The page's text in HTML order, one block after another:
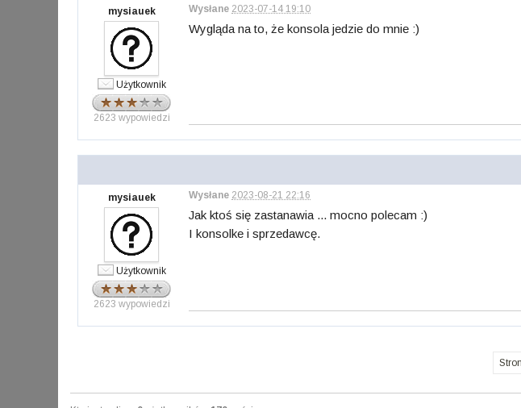
mysiauek
Użytkownik
2623 wypowiedzi
Wysłane 2023-07-14 19:10
Wygląda na to, że konsola jedzie do mnie :)
mysiauek
Użytkownik
2623 wypowiedzi
Wysłane 2023-08-21 22:16
Jak ktoś się zastanawia ... mocno polecam :)
I konsolke i sprzedawcę.